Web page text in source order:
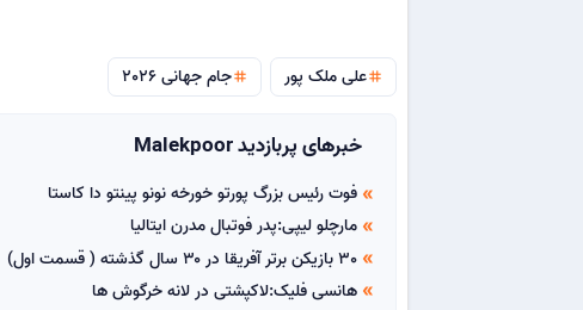
tagعلی ملک پور tagجام جهانی 2026
خبرهای پربازدید Malekpoor
double_arrow فوت رئیس بزرگ پورتو خورخه نونو پینتو دا کاستا
double_arrow مارچلو لیپی:پدر فوتبال مدرن ایتالیا
double_arrow 30 بازیکن برتر آفریقا در ۳۰ سال گذشته ( قسمت اول)
double_arrow هانسی فلیک:لاکپشتی در لانه خرگوش ها